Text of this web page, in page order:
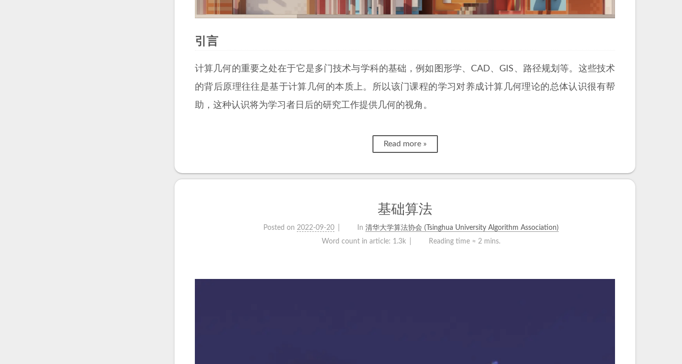
引言
计算几何的重要之处在于它是多门技术与学科的基础，例如图形学、CAD、GIS、路径规划等。这些技术
的背后原理往往是基于计算几何的本质上。所以该门课程的学习对养成计算几何理论的总体认识很有帮
助，这种认识将为学习者日后的研究工作提供几何的视角。
Read more »
基础算法
Posted on 2022-09-20 In 清华大学算法协会 (Tsinghua University Algorithm Association)
Word count in article: 1.3k Reading time ≈ 2 mins.